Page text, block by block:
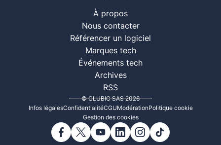
À propos
Nous contacter
Référencer un logiciel
Marques tech
Événements tech
Archives
RSS
© CLUBIC SAS 2026
Infos légalesConfidentialitéCGUModérationPolitique cookie
Gestion des cookies